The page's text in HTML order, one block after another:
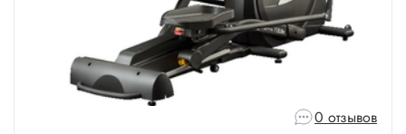
0 отзывов